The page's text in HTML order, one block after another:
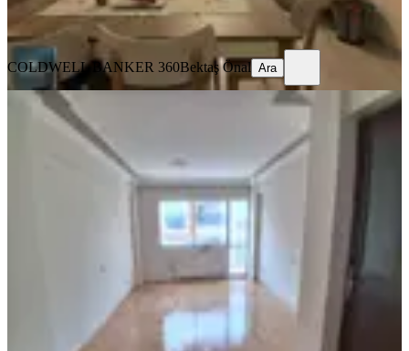
Ara
COLDWELL BANKER 360Bektaş Önal Ara
ÇOCUK PARKI
Balkonlu, İki Cepheli, Çakırdan
Karşıyaka, Dedebaşı Mahallesi
136 m²·5. Kat·20.05.2026
ÇAKIR GAYRİMENKULYücel Çakır